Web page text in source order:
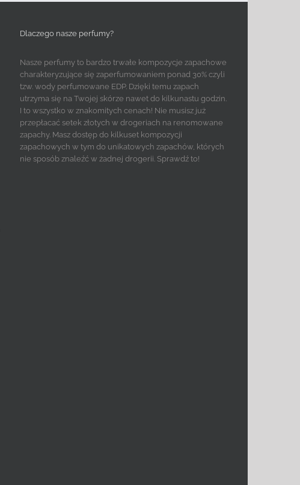
Dlaczego nasze perfumy?
Nasze perfumy to bardzo trwałe kompozycje zapachowe
charakteryzujące się zaperfumowaniem ponad 30% czyli
tzw. wody perfumowane EDP. Dzięki temu zapach
utrzyma się na Twojej skórze nawet do kilkunastu godzin.
I to wszystko w znakomitych cenach! Nie musisz już
przepłacać setek złotych w drogeriach na renomowane
zapachy. Masz dostęp do kilkuset kompozycji
zapachowych w tym do unikatowych zapachów, których
nie sposób znaleźć w żadnej drogerii. Sprawdź to!